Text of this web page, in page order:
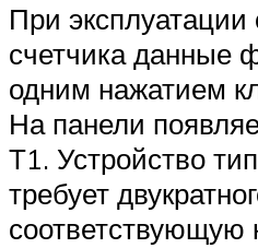
При
счетчика данные
одним нажатием
На панели
Т1. Устройство
требует
соответствующую